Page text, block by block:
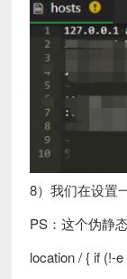
8）我们在设置
PS：这个伪静
location / { if (!-